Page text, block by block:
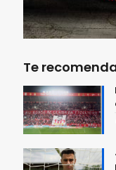
Te